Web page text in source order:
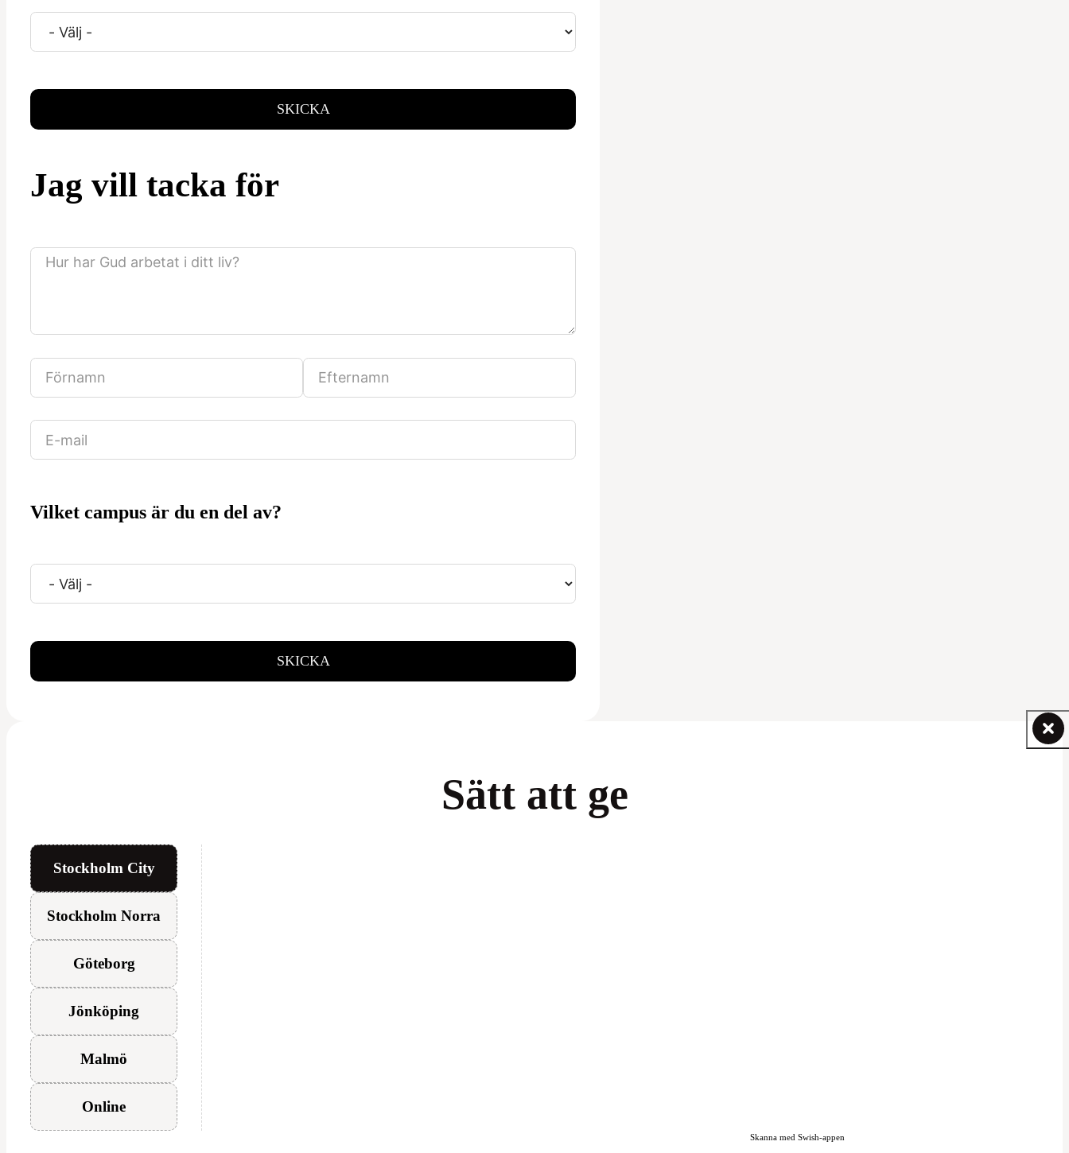
SKICKA
Jag vill tacka för
Vilket campus är du en del av?
SKICKA
Sätt att ge
Stockholm City
Stockholm Norra
Göteborg
Jönköping
Malmö
Online
Skanna med Swish-appen